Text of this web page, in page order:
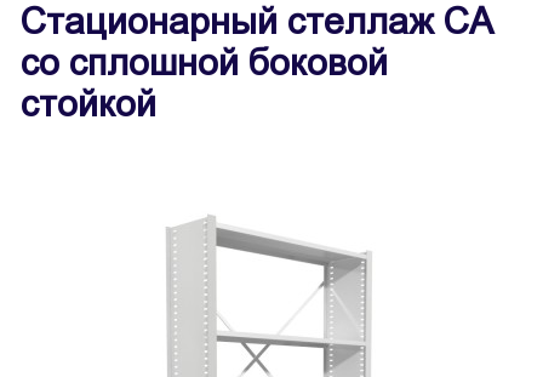
Стационарный стеллаж СА
со сплошной боковой
стойкой